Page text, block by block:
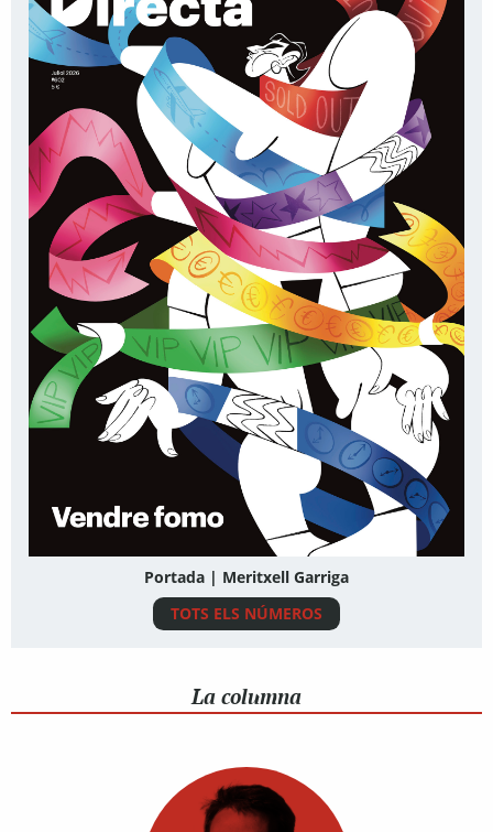
Portada | Meritxell Garriga
TOTS ELS NÚMEROS
La columna